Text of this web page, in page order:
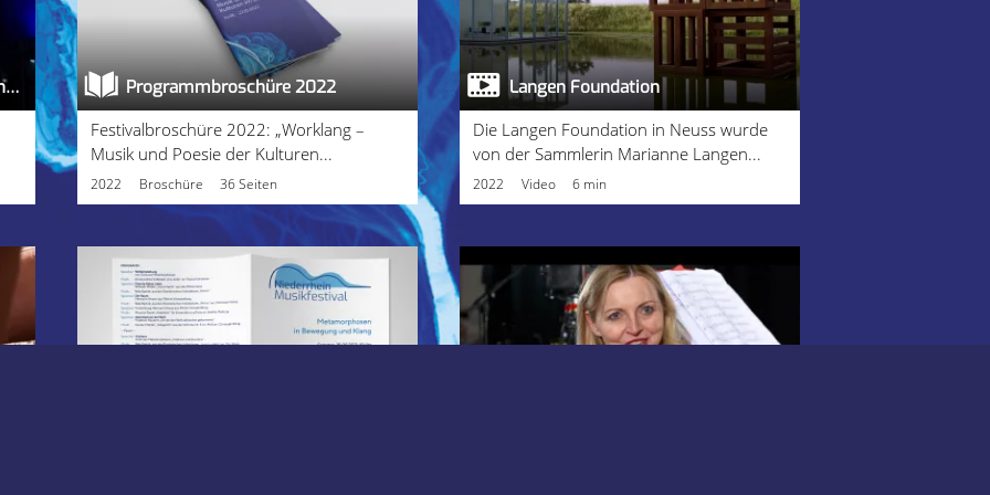
Oriental Colours – Konzertmitschnitt
Programmbroschüre 2022
Festivalbroschüre 2022: „Worklang –
Musik und Poesie der Kulturen...
2022 Broschüre 36 Seiten
Langen Foundation
Die Langen Foundation in Neuss wurde
von der Sammlerin Marianne Langen...
2022 Video 6 min